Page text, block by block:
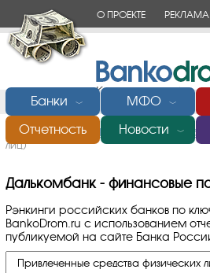
О ПРОЕКТЕ РЕКЛАМА
Банки ﹀ МФО ﹀
Отчетность Новости ﹀
Главная/Банки России/
лиц)
Далькомбанк - финансовые
Рэнкинги российских банков по
BankoDrom.ru с использованием
публикуемой на сайте Банка